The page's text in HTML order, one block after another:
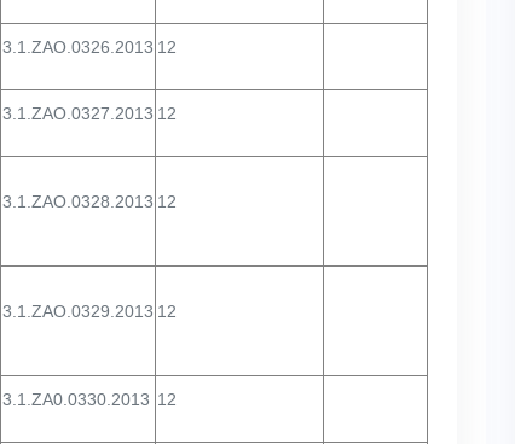
3.1.ZAO.0326.2013 12
3.1.ZAO.0327.2013 12
3.1.ZAO.0328.2013 12
3.1.ZAO.0329.2013 12
3.1.ZA0.0330.2013 12